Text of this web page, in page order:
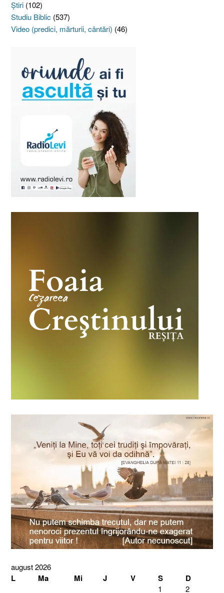
Ştiri (102)
Studiu Biblic (537)
Video (predici, mărturii, cântări) (46)
august 2026
L Ma Mi J V S D
1
2